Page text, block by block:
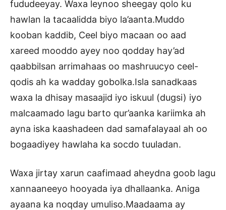
fududeeyay. Waxa leynoo sheegay qolo ku
hawlan la tacaalidda biyo la’aanta.Muddo
kooban kaddib, Ceel biyo macaan oo aad
xareed mooddo ayey noo qodday hay’ad
qaabbilsan arrimahaas oo mashruucyo ceel-
qodis ah ka wadday gobolka.Isla sanadkaas
waxa la dhisay masaajid iyo iskuul (dugsi) iyo
malcaamado lagu barto qur’aanka kariimka ah
ayna iska kaashadeen dad samafalayaal ah oo
bogaadiyey hawlaha ka socdo tuuladan.
Waxa jirtay xarun caafimaad aheydna goob lagu
xannaaneeyo hooyada iya dhallaanka. Aniga
ayaana ka noqday umuliso.Maadaama ay